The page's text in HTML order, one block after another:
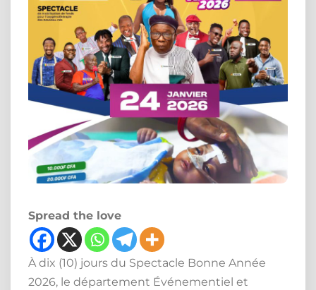
Spread the love
À dix (10) jours du Spectacle Bonne Année
2026, le département Événementiel et